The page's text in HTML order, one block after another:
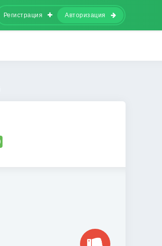
Регистрация Авторизация